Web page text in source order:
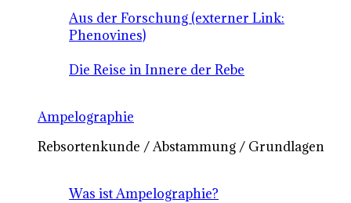
Aus der Forschung (externer Link:
Phenovines)
Die Reise in Innere der Rebe
Ampelographie
Rebsortenkunde / Abstammung / Grundlagen
Was ist Ampelographie?